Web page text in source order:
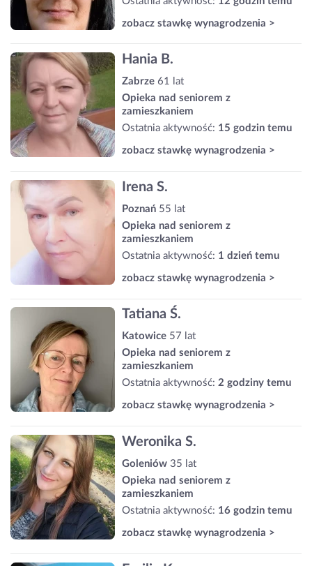
zobacz stawkę wynagrodzenia >
Hania B.
Zabrze 61 lat
Opieka nad seniorem z
zamieszkaniem
Ostatnia aktywność: 15 godzin temu
zobacz stawkę wynagrodzenia >
Irena S.
Poznań 55 lat
Opieka nad seniorem z
zamieszkaniem
Ostatnia aktywność: 1 dzień temu
zobacz stawkę wynagrodzenia >
Tatiana Ś.
Katowice 57 lat
Opieka nad seniorem z
zamieszkaniem
Ostatnia aktywność: 2 godziny temu
zobacz stawkę wynagrodzenia >
Weronika S.
Goleniów 35 lat
Opieka nad seniorem z
zamieszkaniem
Ostatnia aktywność: 16 godzin temu
zobacz stawkę wynagrodzenia >